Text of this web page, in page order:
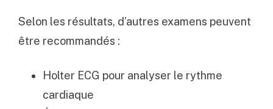
Selon les résultats, d’autres examens peuvent
être recommandés :
Holter ECG pour analyser le rythme
cardiaque